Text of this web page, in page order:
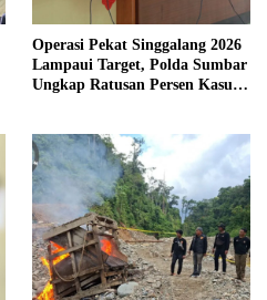
Operasi Pekat Singgalang 2026
Lampaui Target, Polda Sumbar
Ungkap Ratusan Persen Kasus